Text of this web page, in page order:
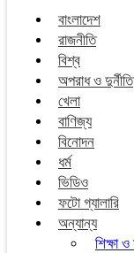
বাংলাদেশ
রাজনীতি
বিশ্ব
অপরাধ ও দুর্নীতি
খেলা
বাণিজ্য
বিনোদন
ধর্ম
ভিডিও
ফটো গ্যালারি
অন্যান্য
শিক্ষা